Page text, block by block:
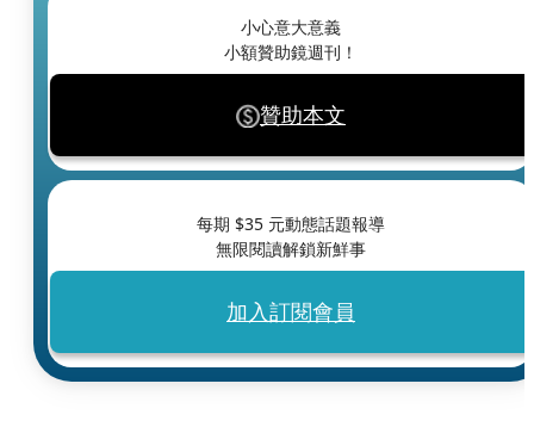
小心意大意義
小額贊助鏡週刊！
贊助本文
每期 $35 元動態話題報導
無限閱讀解鎖新鮮事
加入訂閱會員